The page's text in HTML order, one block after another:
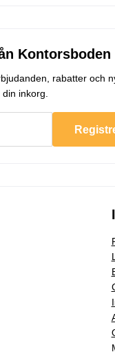
Kontorsboden
rabatter och
din inkorg.